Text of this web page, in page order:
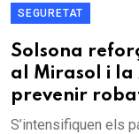
SEGURETAT
Solsona
al Mirasol i la
prevenir
S’intensifiquen els